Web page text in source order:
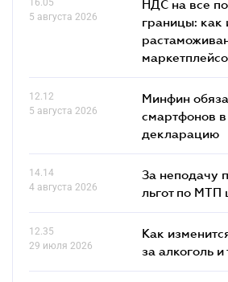
5 августа 2026
НДС на все
границы: как
12.12
5 августа 2026
Минфин
смартфонов
декларацию
14.14
4 августа 2026
За неподачу
льгот по МТП
12.35
29 июля 2026
Как
за алкоголь